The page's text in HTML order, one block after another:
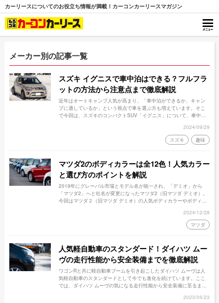
カーリースについてのお役立ち情報が満載！カーコンカーリースマガジン
メーカー別の記事一覧
スズキ イグニスで車中泊はできる？フルフラ
ットの方法から注意点まで徹底解説
近年はオートキャンプ人気が高まり、「車中泊ができるか、キャン
プに適しているか」という視点で車を選ぶ方も増えています。そこ
で今回は、スズキのコンパクトSUV「イグニス」について、車中泊
2024/09/29
スズキ
趣味
マツダ2のボディカラーは全12色！人気カラー
と選び方のポイントを解説
2019年にグレーバル市場とモデル名が統一され、「デミオ」から
「マツダ2」へと社名が変更になったマツダ2（旧マツダ デミオ）。
今回はマツダ２（旧マツダ デミオ）の人気ボディカラーやボディカ
2024/12/28
マツダ
人気軽自動車のスタンダード！ダイハツ ムー
ヴの走行性能から安全装備までを徹底解説
ワゴンRと共に軽自動車ブームを引き起こしたダイハツ ムーヴは人
気軽自動車のスタンダードとして今でも進化を続けています。ここ
では、ダイハツ ムーヴの気になる走行性能から安全装備に至るまで
2023/05/23